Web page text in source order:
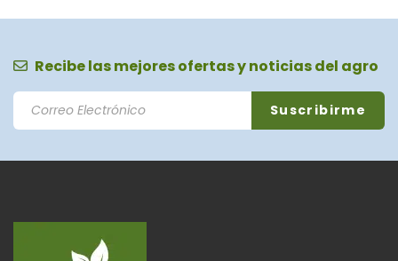
Recibe las mejores ofertas y noticias del agro